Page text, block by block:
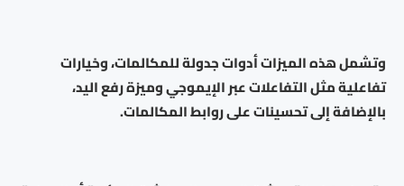
وتشمل هذه الميزات أدوات جدولة للمكالمات، وخيارات
تفاعلية مثل التفاعلات عبر الإيموجي وميزة رفع اليد،
بالإضافة إلى تحسينات على روابط المكالمات.